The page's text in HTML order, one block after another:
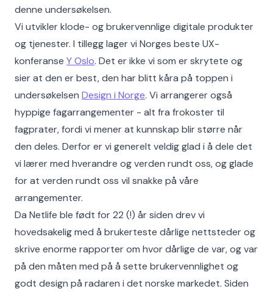
denne undersøkelsen.
Vi utvikler klode- og brukervennlige digitale produkter
og tjenester. I tillegg lager vi Norges beste UX-
konferanse Y Oslo. Det er ikke vi som er skrytete og
sier at den er best, den har blitt kåra på toppen i
undersøkelsen Design i Norge. Vi arrangerer også
hyppige fagarrangementer - alt fra frokoster til
fagprater, fordi vi mener at kunnskap blir større når
den deles. Derfor er vi generelt veldig glad i å dele det
vi lærer med hverandre og verden rundt oss, og glade
for at verden rundt oss vil snakke på våre
arrangementer.
Da Netlife ble født for 22 (!) år siden drev vi
hovedsakelig med å brukerteste dårlige nettsteder og
skrive enorme rapporter om hvor dårlige de var, og var
på den måten med på å sette brukervennlighet og
godt design på radaren i det norske markedet. Siden